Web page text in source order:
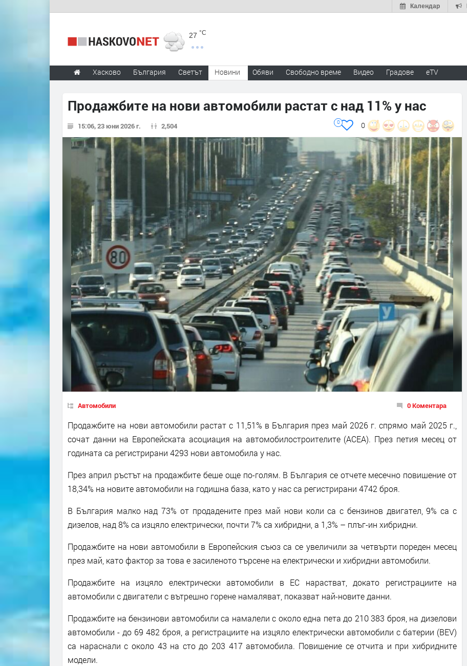
Календар
27 °C
Хасково България Светът Новини Обяви Свободно време Видео Градове eTV
Продажбите на нови автомобили растат с над 11% у нас
15:06, 23 юни 2026 г. 2,504 0
0
Автомобили 0 Коментара
Продажбите на нови автомобили растат с 11,51% в България през май 2026 г. спрямо май 2025 г.,
сочат данни на Европейската асоциация на автомобилостроителите (ACEA). През петия месец от
годината са регистрирани 4293 нови автомобила у нас.
През април ръстът на продажбите беше още по-голям. В България се отчете месечно повишение от
18,34% на новите автомобили на годишна база, като у нас са регистрирани 4742 броя.
В България малко над 73% от продадените през май нови коли са с бензинов двигател, 9% са с
дизелов, над 8% са изцяло електрически, почти 7% са хибридни, а 1,3% – плъг-ин хибридни.
Продажбите на нови автомобили в Европейския съюз са се увеличили за четвърти пореден месец
през май, като фактор за това е засиленото търсене на електрически и хибридни автомобили.
Продажбите на изцяло електрически автомобили в ЕС нарастват, докато регистрациите на
автомобили с двигатели с вътрешно горене намаляват, показват най-новите данни.
Продажбите на бензинови автомобили са намалели с около една пета до 210 383 броя, на дизелови
автомобили - до 69 482 броя, а регистрациите на изцяло електрически автомобили с батерии (BEV)
са нараснали с около 43 на сто до 203 417 автомобила. Повишение се отчита и при хибридните
модели.